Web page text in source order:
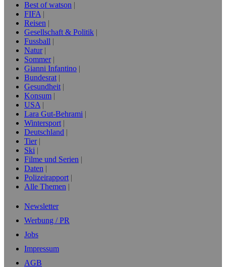
Best of watson
FIFA
Reisen
Gesellschaft & Politik
Fussball
Natur
Sommer
Gianni Infantino
Bundesrat
Gesundheit
Konsum
USA
Lara Gut-Behrami
Wintersport
Deutschland
Tier
Ski
Filme und Serien
Daten
Polizeirapport
Alle Themen
Newsletter
Werbung / PR
Jobs
Impressum
AGB